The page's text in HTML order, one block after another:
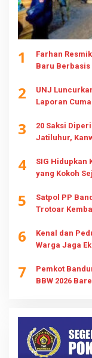
1
Farhan
Baru Berbasis
2
UNJ
Laporan
3
20 Saksi
Jatiluhur,
4
SIG Hidupkan
yang Kokoh
5
Satpol PP
Trotoar
6
Kenal dan
Warga Jaga
7
Pemkot
BBW 2026